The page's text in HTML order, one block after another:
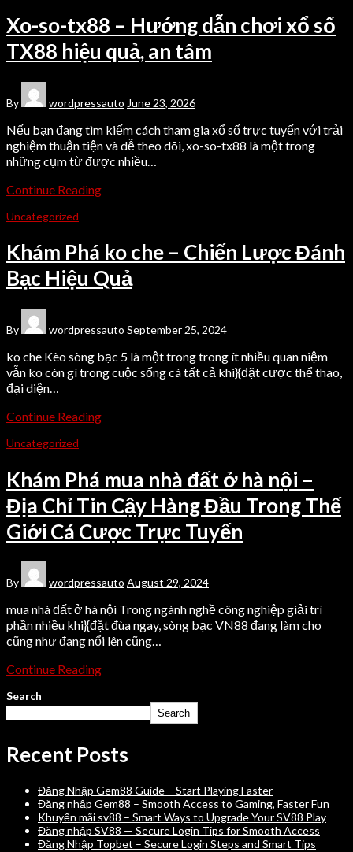
Xo-so-tx88 – Hướng dẫn chơi xổ số
TX88 hiệu quả, an tâm
By wordpressauto June 23, 2026
Nếu bạn đang tìm kiếm cách tham gia xổ số trực tuyến với trải
nghiệm thuận tiện và dễ theo dõi, xo-so-tx88 là một trong
những cụm từ được nhiều…
Continue Reading
Uncategorized
Khám Phá ko che – Chiến Lược Đánh
Bạc Hiệu Quả
By wordpressauto September 25, 2024
ko che Kèo sòng bạc 5 là một trong trong ít nhiều quan niệm
vẫn ko còn gì trong cuộc sống cá tất cả khi}{đặt cược thể thao,
đại diện…
Continue Reading
Uncategorized
Khám Phá mua nhà đất ở hà nội –
Địa Chỉ Tin Cậy Hàng Đầu Trong Thế
Giới Cá Cược Trực Tuyến
By wordpressauto August 29, 2024
mua nhà đất ở hà nội Trong ngành nghề công nghiệp giải trí
phần nhiều khi}{đặt đùa ngay, sòng bạc VN88 đang làm cho
cũng như đang nổi lên cũng…
Continue Reading
Search
Search
Recent Posts
Đăng Nhập Gem88 Guide – Start Playing Faster
Đăng nhập Gem88 – Smooth Access to Gaming, Faster Fun
Khuyến mãi sv88 – Smart Ways to Upgrade Your SV88 Play
Đăng nhập SV88 — Secure Login Tips for Smooth Access
Đăng Nhập Topbet – Secure Login Steps and Smart Tips